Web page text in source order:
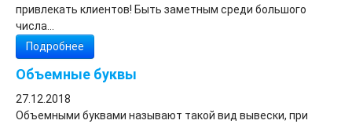
привлекать клиентов! Быть заметным среди большого
числа...
Подробнее
Объемные буквы
27.12.2018
Объемными буквами называют такой вид вывески, при